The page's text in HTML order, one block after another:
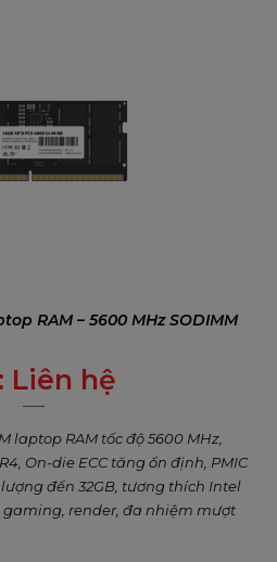
RAM – 5600 MHz SODIMM
Liên hệ
0₫
laptop RAM tốc độ 5600 MHz,
On-die ECC tăng ổn định, PMIC
đến 32GB, tương thích Intel
gaming, render, đa nhiệm mượt